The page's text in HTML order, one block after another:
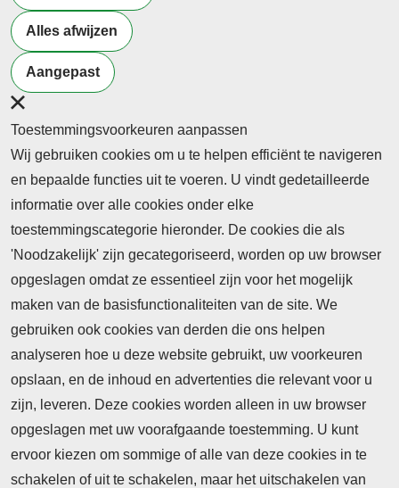
Blansjaar/Anefo
Terug naar nieuwsoverzicht
Alles afwijzen
Aangepast
Toestemmingsvoorkeuren aanpassen
Wij gebruiken cookies om u te helpen efficiënt te navigeren
en bepaalde functies uit te voeren. U vindt gedetailleerde
informatie over alle cookies onder elke
toestemmingscategorie hieronder. De cookies die als
'Noodzakelijk' zijn gecategoriseerd, worden op uw browser
opgeslagen omdat ze essentieel zijn voor het mogelijk
maken van de basisfunctionaliteiten van de site. We
gebruiken ook cookies van derden die ons helpen
analyseren hoe u deze website gebruikt, uw voorkeuren
opslaan, en de inhoud en advertenties die relevant voor u
zijn, leveren. Deze cookies worden alleen in uw browser
opgeslagen met uw voorafgaande toestemming. U kunt
ervoor kiezen om sommige of alle van deze cookies in te
schakelen of uit te schakelen, maar het uitschakelen van
Nieuws
Neem contact op
Algemene Leveringsvoorwaarden